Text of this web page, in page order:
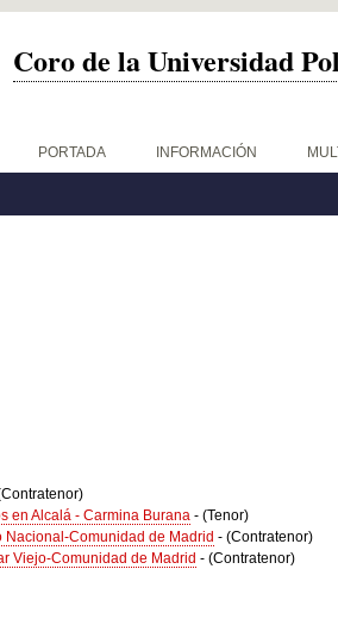
Coro de la Universidad
PORTADA INFORMACIÓN
en Alcalá - Carmina Burana - (Tenor)
Nacional-Comunidad de Madrid - (Contratenor)
Viejo-Comunidad de Madrid - (Contratenor)